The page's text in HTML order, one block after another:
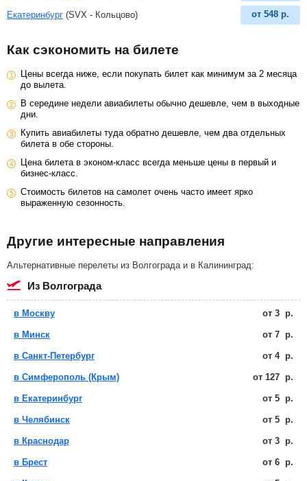
Екатеринбург (SVX - Кольцово) от 548 р.
Как сэкономить на билете
Цены всегда ниже, если покупать билет как минимум за 2 месяца
до вылета.
В середине недели авиабилеты обычно дешевле, чем в выходные
дни.
Купить авиабилеты туда обратно дешевле, чем два отдельных
билета в обе стороны.
Цена билета в эконом-класс всегда меньше цены в первый и
бизнес-класс.
Стоимость билетов на самолет очень часто имеет ярко
выраженную сезонность.
Другие интересные направления
Альтернативные перелеты из Волгограда и в Калининград:
из Волгограда
в Москву от 3 р.
в Минск от 7 р.
в Санкт-Петербург от 4 р.
в Симферополь (Крым) от 127 р.
в Екатеринбург от 5 р.
в Челябинск от 5 р.
в Краснодар от 3 р.
в Брест от 6 р.